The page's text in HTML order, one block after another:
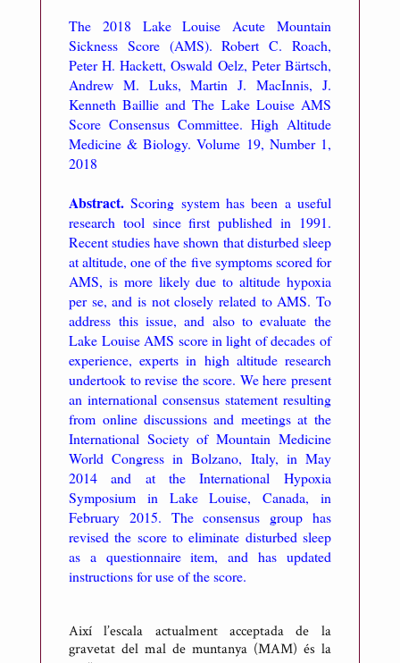
a
r
t
d
e
M
e
o
n
e
s
The 2018 Lake Louise Acute Mountain
Sickness Score (AMS). Robert C. Roach,
Peter H. Hackett, Oswald Oelz, Peter Bärtsch,
Andrew M. Luks, Martin J. MacInnis, J.
Kenneth Baillie and The Lake Louise AMS
Score Consensus Committee. High Altitude
Medicine & Biology. Volume 19, Number 1,
2018
Abstract. Scoring system has been a useful
research tool since first published in 1991.
Recent studies have shown that disturbed sleep
at altitude, one of the five symptoms scored for
AMS, is more likely due to altitude hypoxia
per se, and is not closely related to AMS. To
address this issue, and also to evaluate the
Lake Louise AMS score in light of decades of
experience, experts in high altitude research
undertook to revise the score. We here present
an international consensus statement resulting
from online discussions and meetings at the
International Society of Mountain Medicine
World Congress in Bolzano, Italy, in May
2014 and at the International Hypoxia
Symposium in Lake Louise, Canada, in
February 2015. The consensus group has
revised the score to eliminate disturbed sleep
as a questionnaire item, and has updated
instructions for use of the score.
Així l’escala actualment acceptada de la
gravetat del mal de muntanya (MAM) és la